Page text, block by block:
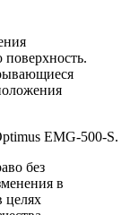
поверхность.
EMG-500-S.
без
в
целях